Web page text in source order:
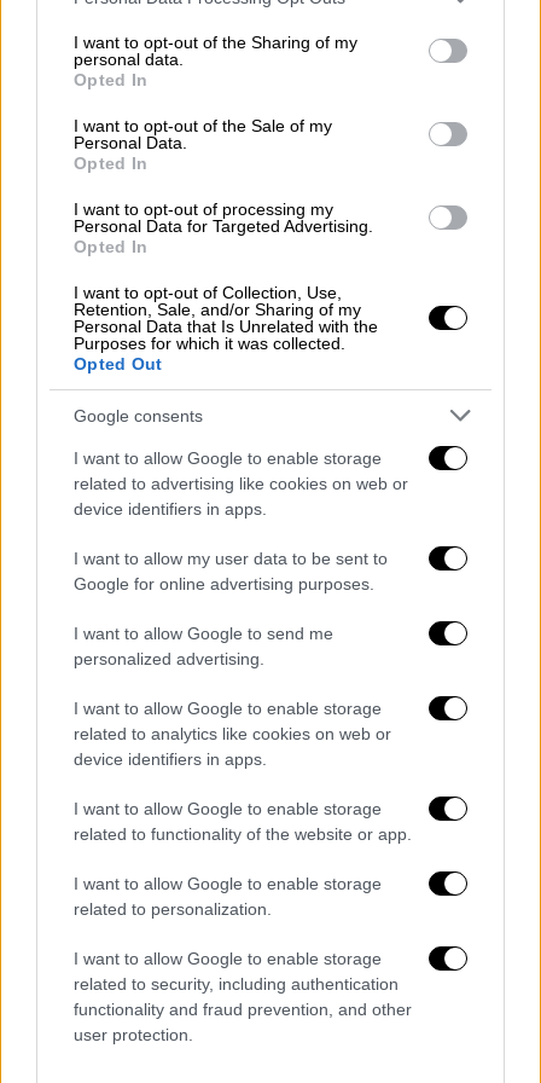
not limited to your visit or usage behaviour. You may click to
grant or deny consent to Google and its third-party tags to
use your data for below specified purposes in below Google
consent section.
I want to opt-out of the Sharing of my
personal data.
Opted In
I want to opt-out of the Sale of my
Personal Data.
Opted In
I want to opt-out of processing my
Personal Data for Targeted Advertising.
Opted In
I want to opt-out of Collection, Use,
Retention, Sale, and/or Sharing of my
Personal Data that Is Unrelated with the
Purposes for which it was collected.
Opted Out
Google consents
I want to allow Google to enable storage
related to advertising like cookies on web or
device identifiers in apps.
I want to allow my user data to be sent to
Google for online advertising purposes.
I want to allow Google to send me
personalized advertising.
I want to allow Google to enable storage
related to analytics like cookies on web or
device identifiers in apps.
I want to allow Google to enable storage
related to functionality of the website or app.
I want to allow Google to enable storage
related to personalization.
I want to allow Google to enable storage
related to security, including authentication
functionality and fraud prevention, and other
user protection.
εξαιρετική ηθοποιός.Ακόμα δεν μπορώ να
πιστέψω ότι είχα την τύχη να συνεργαστώ
ειλικρινή μου συλλυπητήρια στην
οικογένεια... Αναπαύσου εν ειρήνη», έγραψε
στη λεζάντα της ανάρτησής της.
Η αναγγελία του θανάτου
Η οικογένεια της Μάγκι Σμιθ έκανε γνωστή
την είδηση του θανάτου της με μία
ανακοίνωση, η οποία ανέφερε τα εξής:
«Με μεγάλη θλίψη ανακοινώνουμε τον
θάνατο της Μάγκι Σμιθ. Έφυγε ειρηνικά από
τη ζωή στο νοσοκομείο νωρίς σήμερα το
με τους φίλους και την οικογένειά της στο
τέλος. Αφήνει πίσω δύο γιους και πέντε
αγαπημένα εγγόνια που είναι συντετριμμένα